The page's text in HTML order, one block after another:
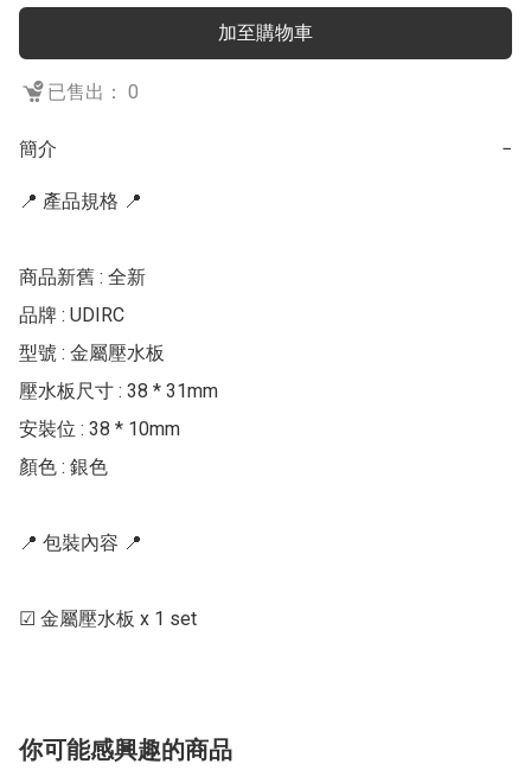
加至購物車
已售出： 0
簡介 −
📍 產品規格 📍
商品新舊 : 全新
品牌 : UDIRC
型號 : 金屬壓水板
壓水板尺寸 : 38 * 31mm
安裝位 : 38 * 10mm
顏色 : 銀色
📍 包裝內容 📍
☑ 金屬壓水板 x 1 set
你可能感興趣的商品